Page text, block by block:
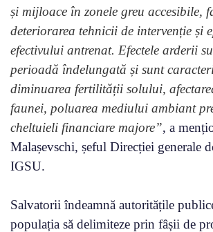
și mijloace în zonele greu accesibile,
deteriorarea tehnicii de intervenție și
efectivului antrenat. Efectele arderii
perioadă îndelungată și sunt
diminuarea fertilității solului,
faunei, poluarea mediului ambiant
cheltuieli financiare majore”, a
Malașevschi, șeful Direcției generale
IGSU.
Salvatorii îndeamnă autoritățile
populația să delimiteze prin fâșii de